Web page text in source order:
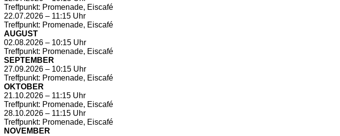
Treffpunkt: Promenade, Eiscafé
22.07.2026 – 11:15 Uhr
Treffpunkt: Promenade, Eiscafé
AUGUST
02.08.2026 – 10:15 Uhr
Treffpunkt: Promenade, Eiscafé
SEPTEMBER
27.09.2026 – 10:15 Uhr
Treffpunkt: Promenade, Eiscafé
OKTOBER
21.10.2026 – 11:15 Uhr
Treffpunkt: Promenade, Eiscafé
28.10.2026 – 11:15 Uhr
Treffpunkt: Promenade, Eiscafé
NOVEMBER